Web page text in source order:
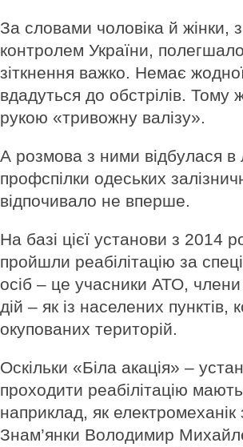
За словами чоловіка й жінки,
контролем України,
зіткнення важко. Немає
вдадуться до обстрілів.
рукою «тривожну валізу».
А розмова з ними відбулася в
профспілки одеських
відпочивало не вперше.
На базі цієї установи з 2014
пройшли реабілітацію за
осіб – це учасники АТО,
дій – як із населених
окупованих територій.
Оскільки «Біла акація» –
проходити реабілітацію
наприклад, як
Знам’янки Володимир